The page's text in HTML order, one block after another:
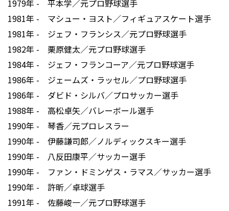
1979年 - 平本学／元プロ野球選手
1981年 - マシュー・ヨスト／フィギュアスケート選手
1981年 - ジェフ・フランシス／元プロ野球選手
1982年 - 栗原健太／元プロ野球選手
1984年 - ジェフ・フランコーア／元プロ野球選手
1986年 - ジェームズ・ラッセル／プロ野球選手
1986年 - ダビド・シルバ／プロサッカー選手
1988年 - 高松卓矢／バレーボール選手
1990年 - 琴香／元プロレスラー
1990年 - 伊藤謙司郎／ノルディックスキー選手
1990年 - 八反田康平／サッカー選手
1990年 - ファン・ドミンゲス・ラマス／サッカー選手
1990年 - 許昕／卓球選手
1991年 - 佐藤峻一／元プロ野球選手